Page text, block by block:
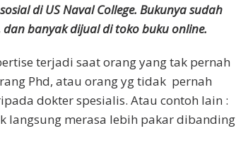
di US Naval College. Bukunya sudah
banyak dijual di toko buku online.
terjadi saat orang yang tak pernah
Phd, atau orang yg tidak pernah
dokter spesialis. Atau contoh lain :
langsung merasa lebih pakar dibanding